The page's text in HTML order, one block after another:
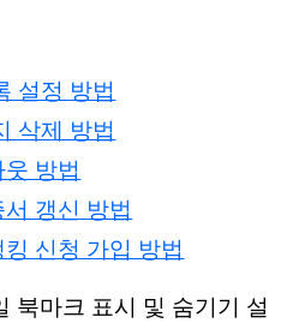
설정 방법
삭제 방법
방법
갱신 방법
신청 가입 방법
북마크 표시 및 숨기기 설